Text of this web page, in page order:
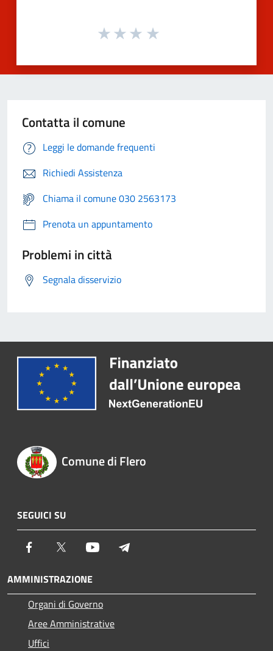
Contatta il comune
Leggi le domande frequenti
Richiedi Assistenza
Chiama il comune 030 2563173
Prenota un appuntamento
Problemi in città
Segnala disservizio
Comune di Flero
SEGUICI SU
Facebook Twitter Youtube
AMMINISTRAZIONE
Organi di Governo
Aree Amministrative
Uffici